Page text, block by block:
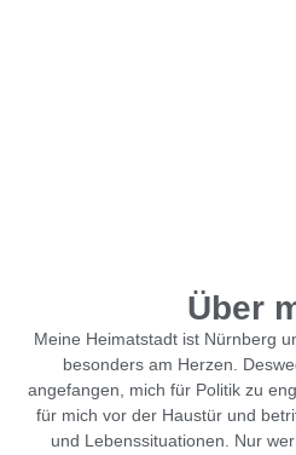
Über
Meine Heimatstadt ist Nürnberg
besonders am Herzen.
angefangen, mich für Politik zu
für mich vor der Haustür und
und Lebenssituationen. Nur